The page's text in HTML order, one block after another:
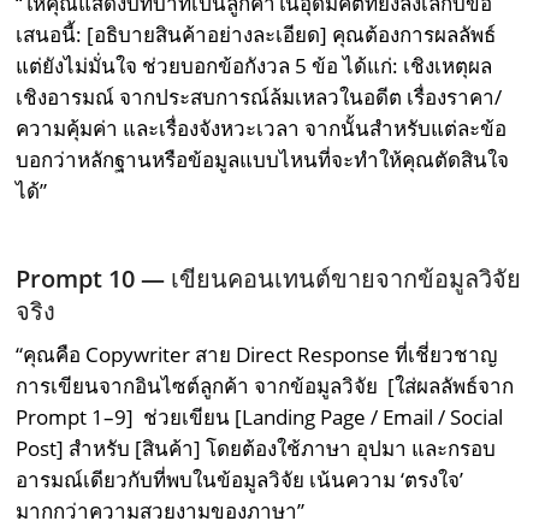
เสนอนี้: [อธิบายสินค้าอย่างละเอียด] คุณต้องการผลลัพธ์
แต่ยังไม่มั่นใจ ช่วยบอกข้อกังวล 5 ข้อ ได้แก่: เชิงเหตุผล
เชิงอารมณ์ จากประสบการณ์ล้มเหลวในอดีต เรื่องราคา/
ความคุ้มค่า และเรื่องจังหวะเวลา จากนั้นสำหรับแต่ละข้อ
บอกว่าหลักฐานหรือข้อมูลแบบไหนที่จะทำให้คุณตัดสินใจ
ได้”
Prompt 10 — เขียนคอนเทนต์ขายจากข้อมูลวิจัย
จริง
“คุณคือ Copywriter สาย Direct Response ที่เชี่ยวชาญ
การเขียนจากอินไซต์ลูกค้า จากข้อมูลวิจัย [ใส่ผลลัพธ์จาก
Prompt 1–9] ช่วยเขียน [Landing Page / Email / Social
Post] สำหรับ [สินค้า] โดยต้องใช้ภาษา อุปมา และกรอบ
อารมณ์เดียวกับที่พบในข้อมูลวิจัย เน้นความ ‘ตรงใจ’
มากกว่าความสวยงามของภาษา”